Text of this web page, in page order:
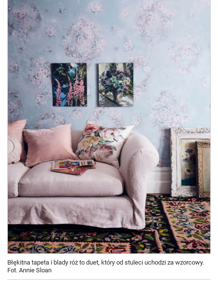
Błękitna tapeta i blady róż to duet, który od stuleci uchodzi za wzorcowy.
Fot. Annie Sloan